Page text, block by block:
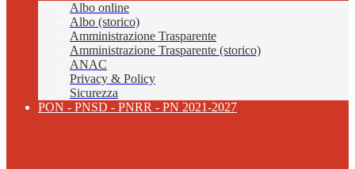
Albo online
Albo (storico)
Amministrazione Trasparente
Amministrazione Trasparente (storico)
ANAC
Privacy & Policy
Sicurezza
PON - PNSD - PNRR - PN 2021-2027